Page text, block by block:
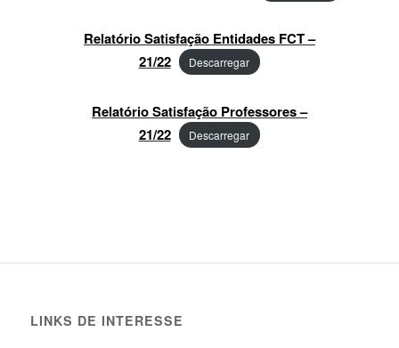
Relatório Satisfação Entidades FCT –
21/22
Descarregar
Relatório Satisfação Professores –
21/22
Descarregar
LINKS DE INTERESSE